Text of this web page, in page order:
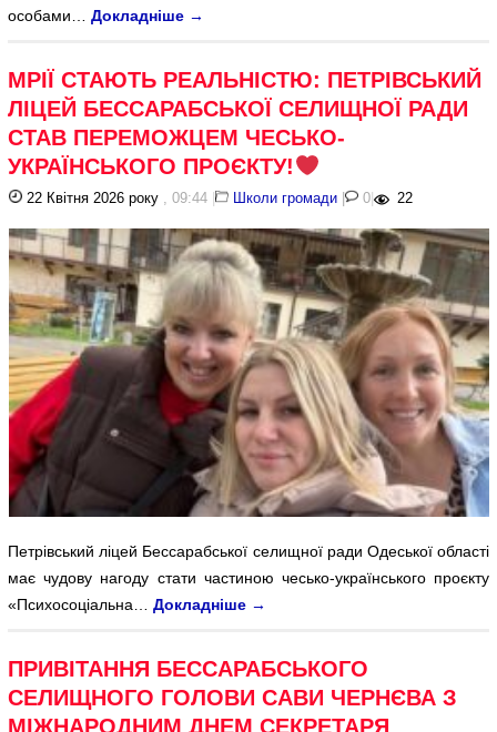
особами…Докладніше →
МРІЇ СТАЮТЬ РЕАЛЬНІСТЮ: ПЕТРІВСЬКИЙ
ЛІЦЕЙ БЕССАРАБСЬКОЇ СЕЛИЩНОЇ РАДИ
СТАВ ПЕРЕМОЖЦЕМ ЧЕСЬКО-
УКРАЇНСЬКОГО ПРОЄКТУ!
22 Квітня 2026 року , 09:44 | Школи громади | 0 | 22
Петрівський ліцей Бессарабської селищної ради Одеської області
має чудову нагоду стати частиною чесько-українського проєкту
«Психосоціальна…Докладніше →
ПРИВІТАННЯ БЕССАРАБСЬКОГО
СЕЛИЩНОГО ГОЛОВИ САВИ ЧЕРНЄВА З
МІЖНАРОДНИМ ДНЕМ СЕКРЕТАРЯ